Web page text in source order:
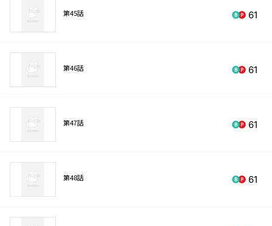
第45話 61
第46話 61
第47話 61
第48話 61